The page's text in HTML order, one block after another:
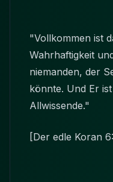
"Vollkommen ist
Wahrhaftigkeit
niemanden, der
könnte. Und Er
Allwissende."
[Der edle Koran